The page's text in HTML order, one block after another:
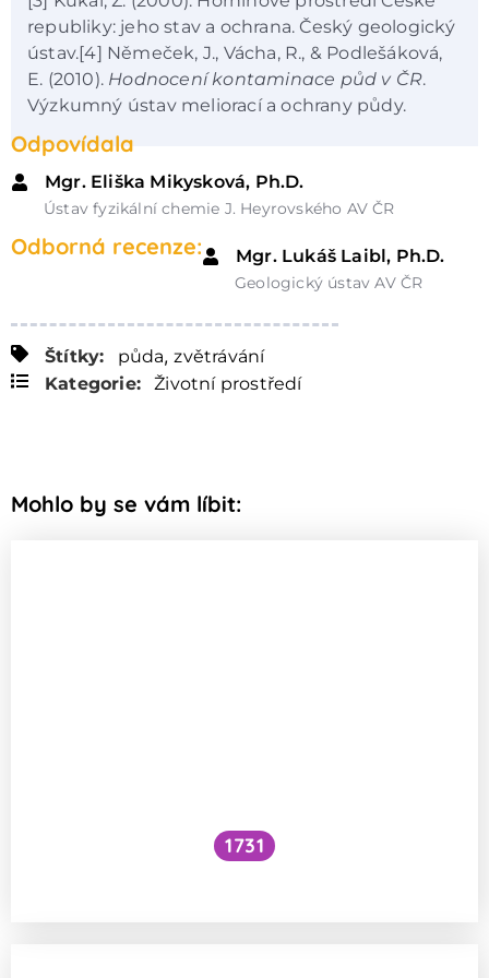
republiky: jeho stav a ochrana. Český geologický
ústav.[4] Němeček, J., Vácha, R., & Podlešáková,
E. (2010). Hodnocení kontaminace půd v ČR.
Výzkumný ústav meliorací a ochrany půdy.
Odpovídala
Mgr. Eliška Mikysková, Ph.D.
Ústav fyzikální chemie J. Heyrovského AV ČR
Odborná recenze: Mgr. Lukáš Laibl, Ph.D.
Geologický ústav AV ČR
Štítky: půda, zvětrávání
Kategorie:
Životní prostředí
Mohlo by se vám líbit:
1731